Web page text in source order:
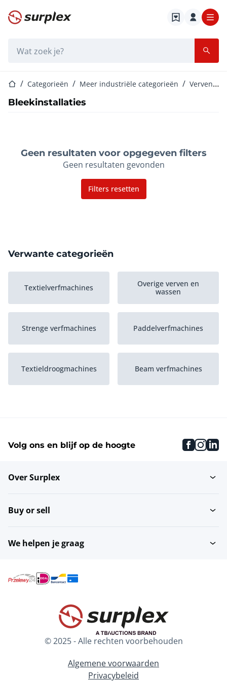
Startpagina
StartpaginaCategorieën Meer industriële categorieën Verven en wassen
Bleekinstallaties
Geen resultaten voor opgegeven filters
Geen resultaten gevonden
Filters resetten
Verwante categorieën
Textielverfmachines
Overige verven en
wassen
Strenge verfmachines Paddelverfmachines
Textieldroogmachines Beam verfmachines
Volg ons en blijf op de hoogte
Over Surplex
Buy or sell
We helpen je graag
© 2025 - Alle rechten voorbehouden
Algemene voorwaarden
Privacybeleid